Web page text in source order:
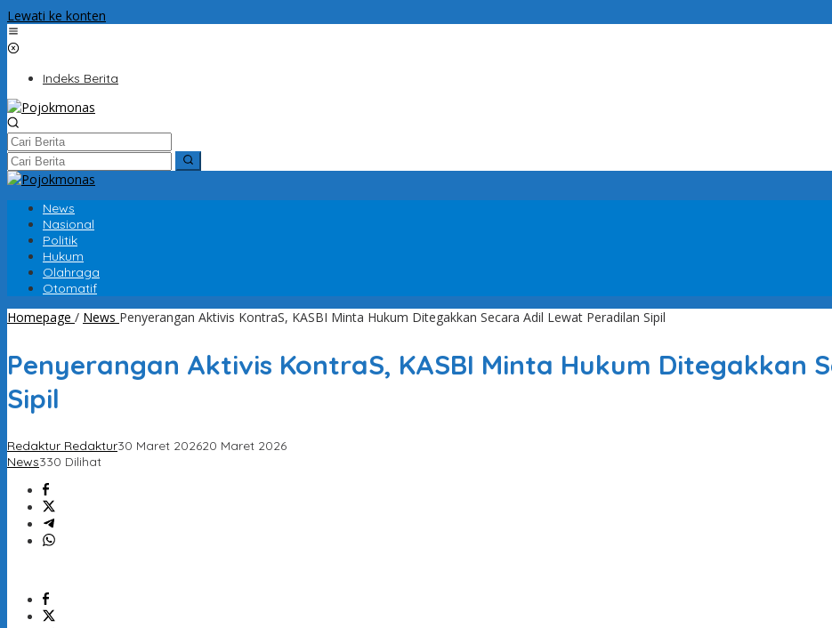
Lewati ke konten
Indeks Berita
News
Nasional
Politik
Hukum
Olahraga
Otomatif
Homepage / News Penyerangan Aktivis KontraS, KASBI Minta Hukum Ditegakkan Secara Adil Lewat Peradilan Sipil
Penyerangan Aktivis KontraS, KASBI Minta Hukum Ditegakkan
Sipil
Redaktur Redaktur30 Maret 202620 Maret 2026
News330 Dilihat